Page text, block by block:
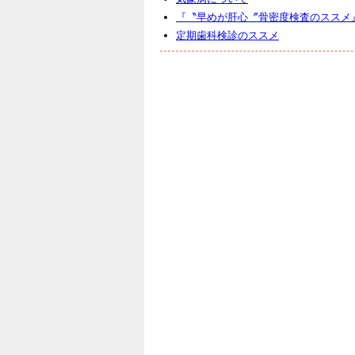
『〝早めが肝心〞骨密度検査のススメ』
定期歯科検診のススメ